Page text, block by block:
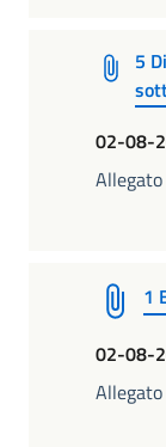
5
02-08-
1
02-08-